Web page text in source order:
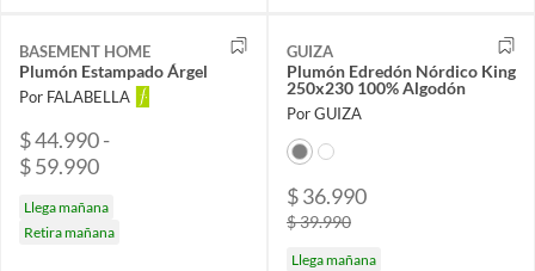
BASEMENT HOME
Plumón Estampado Árgel
Por FALABELLA
$ 44.990 -
$ 59.990
Llega mañana
Retira mañana
GUIZA
Plumón Edredón Nórdico King
250x230 100% Algodón
Por GUIZA
$ 36.990
$ 39.990
Llega mañana